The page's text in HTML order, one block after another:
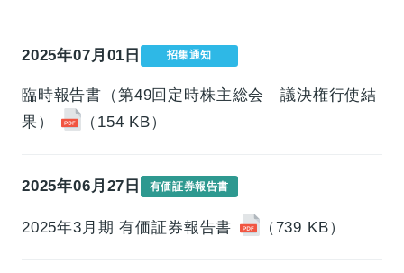
2025年07月01日 招集通知
臨時報告書（第49回定時株主総会 議決権行使結
果）
（154 KB）
2025年06月27日 有価証券報告書
2025年3月期 有価証券報告書 （739 KB）